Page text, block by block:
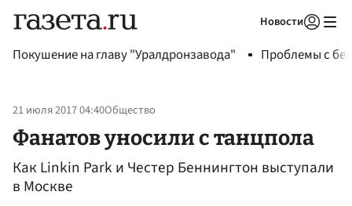
Новости
Покушение на главу "Уралдронзавода" Проблемы с
21 июля 2017 04:40Общество
Фанатов уносили с танцпола
Как Linkin Park и Честер Беннингтон выступали
в Москве